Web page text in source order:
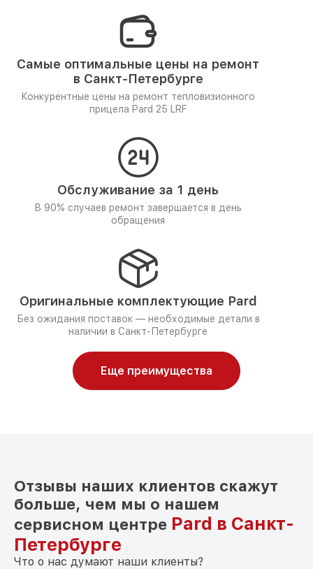
Самые оптимальные цены на ремонт
в Санкт-Петербурге
Конкурентные цены на ремонт тепловизионного
прицела Pard 25 LRF
Обслуживание за 1 день
В 90% случаев ремонт завершается в день
обращения
Оригинальные комплектующие Pard
Без ожидания поставок — необходимые детали в
наличии в Санкт-Петербурге
Еще преимущества
Отзывы наших клиентов скажут
больше, чем мы о нашем
сервисном центре Pard в Санкт-
Петербурге
Что о нас думают наши клиенты?